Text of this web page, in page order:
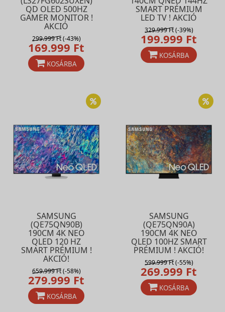
QD OLED 500HZ
GAMER MONITOR !
AKCIÓ
299.999 Ft(-43%)
169.999 Ft
KOSÁRBA
SMART PRÉMIUM
LED TV ! AKCIÓ
329.999 Ft(-39%)
199.999 Ft
KOSÁRBA
SAMSUNG
(QE75QN90B)
190CM 4K NEO
QLED 120 HZ
SMART PRÉMIUM !
AKCIÓ!
659.999 Ft(-58%)
279.999 Ft
KOSÁRBA
SAMSUNG
(QE75QN90A)
190CM 4K NEO
QLED 100HZ SMART
PRÉMIUM ! AKCIÓ!
599.999 Ft(-55%)
269.999 Ft
KOSÁRBA